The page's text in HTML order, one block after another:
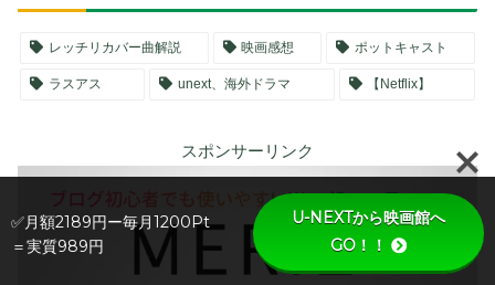
レッチリカバー曲解説 映画感想 ポットキャスト
ラスアス unext、海外ドラマ 【Netflix】
スポンサーリンク
✅月額2189円ー毎月1200Pt
＝実質989円
U-NEXTから映画館へ
GO！！